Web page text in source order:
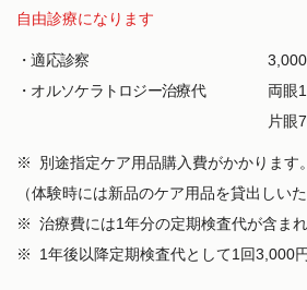
自由診療になります
・適応診察
3,000
・オルソケラトロジー治療代
両眼
片眼
※ 別途指定ケア用品購入費がかかります。
（体験時には新品のケア用品を貸出しいた
※ 治療費には1年分の定期検査代が含まれ
※ 1年後以降定期検査代として1回3,000